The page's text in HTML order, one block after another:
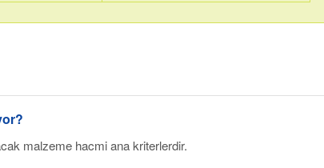
malzeme hacmi ana kriterlerdir.